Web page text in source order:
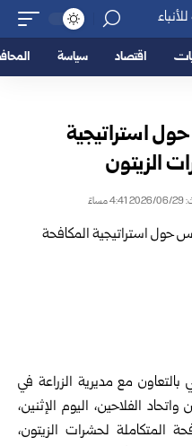
اقتصاد سياسة
استراتيجية
الزيتون
بالتعاون مع مديرية الزراعة في
واتحاد الفلاحين، اليوم الإثنين،
المتكاملة لحشرات الزيتون،